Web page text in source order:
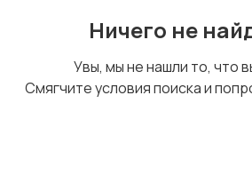
Ничего не
Увы, мы не нашли то, что
Смягчите условия поиска и